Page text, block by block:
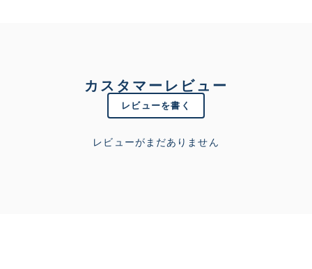
カスタマーレビュー
レビューを書く
レビューがまだありません